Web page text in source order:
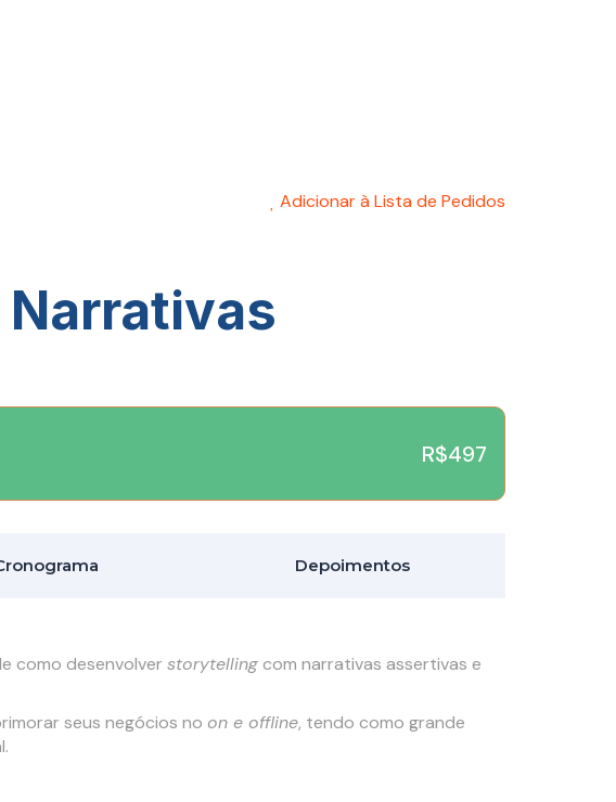
Adicionar à Lista de Pedidos
R$497
Depoimentos
como desenvolver storytellingcom narrativas assertivas e
seus negócios no on e offline, tendo como grande